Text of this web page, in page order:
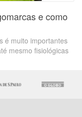
e como
é muito importantes
mesmo fisiológicas